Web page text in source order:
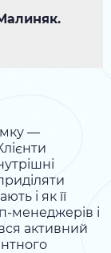
—
і як її
менеджерів і
активний